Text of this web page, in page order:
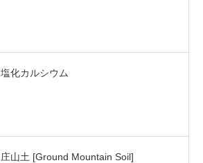
塩化カルシウム
庄山土 [Ground Mountain Soil]